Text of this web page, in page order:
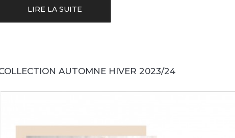
LIRE LA SUITE
AUTOMNE HIVER 2023/24